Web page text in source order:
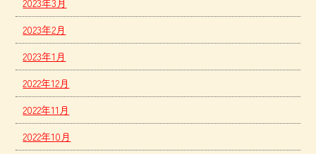
2023年2月
2023年1月
2022年12月
2022年11月
2022年10月